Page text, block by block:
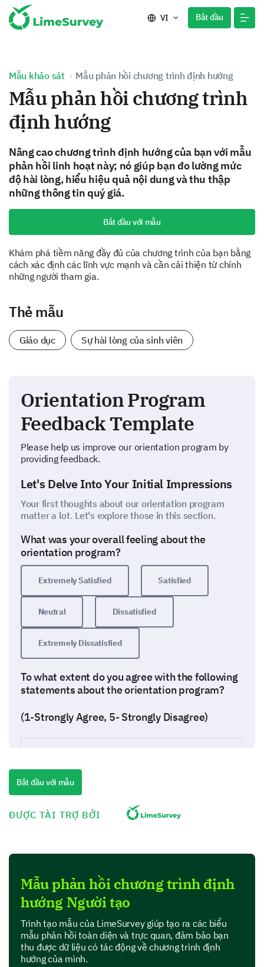
VI Bắt đầu
Mẫu khảo sát Mẫu phản hồi chương trình định hướng
Mẫu phản hồi chương trình
định hướng
Nâng cao chương trình định hướng của bạn với mẫu
phản hồi linh hoạt này; nó giúp bạn đo lường mức
độ hài lòng, hiểu hiệu quả nội dung và thu thập
những thông tin quý giá.
Bắt đầu với mẫu
Khám phá tiềm năng đầy đủ của chương trình của bạn bằng
cách xác định các lĩnh vực mạnh và cần cải thiện từ chính
những người tham gia.
Thẻ mẫu
Giáo dục Sự hài lòng của sinh viên
Orientation Program
Feedback Template
Please help us improve our orientation program by
providing feedback.
Let's Delve Into Your Initial Impressions
Your first thoughts about our orientation program
matter a lot. Let's explore those in this section.
What was your overall feeling about the
orientation program?
Extremely Satisfied Satisfied
Neutral Dissatisfied
Extremely Dissatisfied
To what extent do you agree with the following
statements about the orientation program?
(1-Strongly Agree, 5- Strongly Disagree)
The duration of the program was appropriate.
The objectives of the program were clearly mentioned.
The presentation/content was easy to follow.
Performance
Your observations on the program's content and the
presenter's performance are essential. Please share
your input.
Which aspects of the orientation program did
you find most useful? (select multiple, if
Bắt đầu với mẫu
ĐƯỢC TÀI TRỢ BỞI
Mẫu phản hồi chương trình định
hướng Người tạo
Trình tạo mẫu của LimeSurvey giúp tạo ra các biểu
mẫu phản hồi toàn diện và trực quan, đảm bảo bạn
thu được dữ liệu có tác động về chương trình định
hướng của mình.